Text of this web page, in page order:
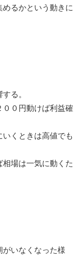
るかという動きに
る。
０円動けば利益確
いくときは高値でも
場は一気に動くた
いなくなった様